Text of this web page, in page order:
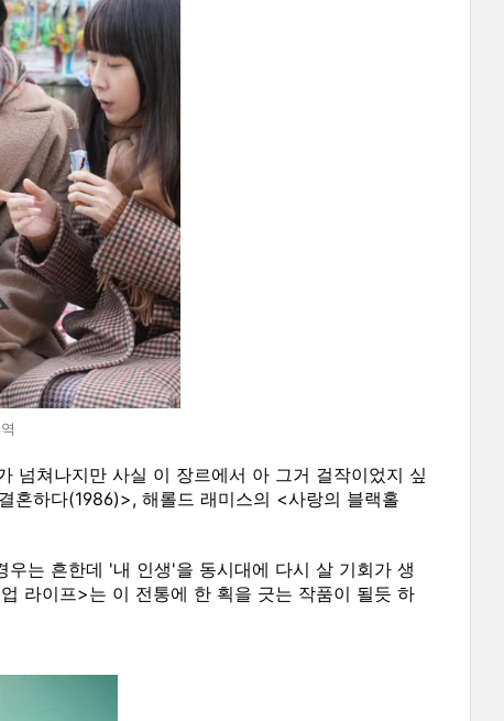
쳐나지만 사실 이 장르에서 아 그거 걸작이었지 싶
혼하다(1986)>, 해롤드 래미스의 <사랑의 블랙홀
는 흔한데 '내 인생'을 동시대에 다시 살 기회가 생
라이프>는 이 전통에 한 획을 긋는 작품이 될듯 하